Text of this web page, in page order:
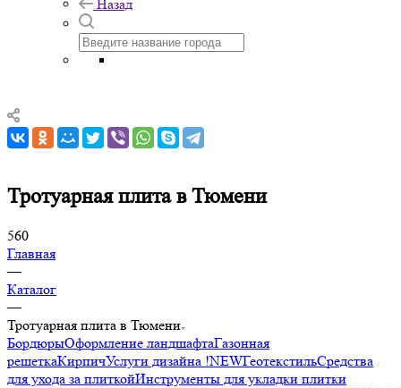
Назад
Тротуарная плита в Тюмени
560
Главная
—
Каталог
—
Тротуарная плита в Тюмени
БордюрыОформление ландшафтаГазонная
решеткаКирпичУслуги дизайна !NEWГеотекстильСредства
для ухода за плиткойИнструменты для укладки плитки